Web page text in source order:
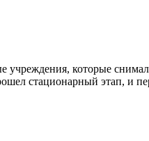
которые
стационарный этап, и